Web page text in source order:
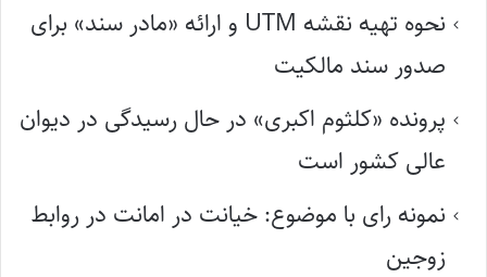
نحوه تهیه نقشه UTM و ارائه «مادر سند» برای
صدور سند مالکیت
پرونده «کلثوم اکبری» در حال رسیدگی در دیوان
عالی کشور است
نمونه رای با موضوع: خیانت در امانت در روابط
زوجین